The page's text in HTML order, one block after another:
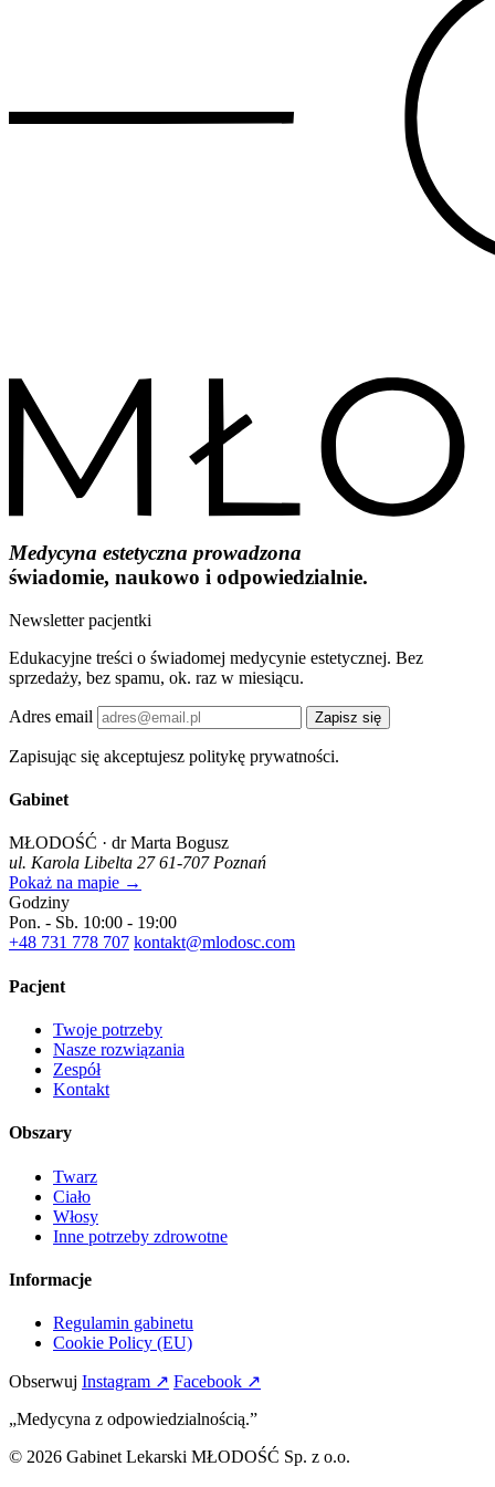
Medycyna estetyczna prowadzona
świadomie, naukowo i odpowiedzialnie.
Newsletter pacjentki
Edukacyjne treści o świadomej medycynie estetycznej. Bez
sprzedaży, bez spamu, ok. raz w miesiącu.
Adres email Zapisz się
Zapisując się akceptujesz politykę prywatności.
Gabinet
MŁODOŚĆ · dr Marta Bogusz
ul. Karola Libelta 27 61-707 Poznań
Pokaż na mapie →
Godziny
Pon. - Sb. 10:00 - 19:00
+48 731 778 707 kontakt@mlodosc.com
Pacjent
Twoje potrzeby
Nasze rozwiązania
Zespół
Kontakt
Obszary
Twarz
Ciało
Włosy
Inne potrzeby zdrowotne
Informacje
Regulamin gabinetu
Cookie Policy (EU)
Obserwuj Instagram ↗ Facebook ↗
„Medycyna z odpowiedzialnością.”
© 2026 Gabinet Lekarski MŁODOŚĆ Sp. z o.o.